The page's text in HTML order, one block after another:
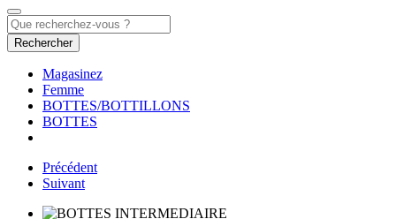
Rechercher
Magasinez
Femme
BOTTES/BOTTILLONS
BOTTES
Précédent
Suivant